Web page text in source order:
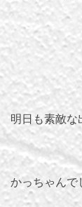
明日も素敵な
かっちゃんで